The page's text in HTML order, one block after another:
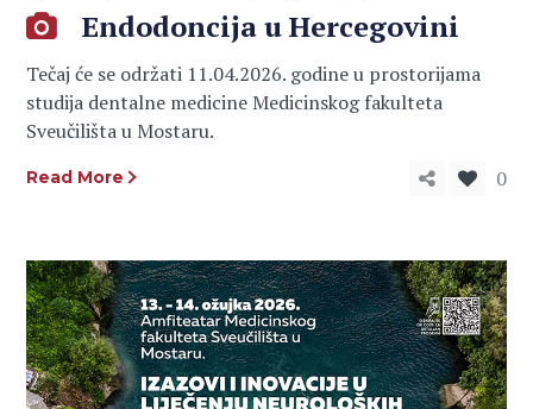
Endodoncija u Hercegovini
Tečaj će se održati 11.04.2026. godine u prostorijama
studija dentalne medicine Medicinskog fakulteta
Sveučilišta u Mostaru.
Read More 0